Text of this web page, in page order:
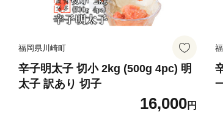
福岡県川崎町
辛子明太子 切小 2kg (500g 4pc) 明
太子 訳あり 切子
16,000円